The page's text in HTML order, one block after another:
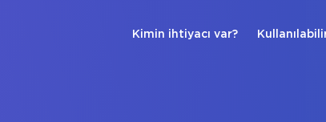
Kimin ihtiyacı var?